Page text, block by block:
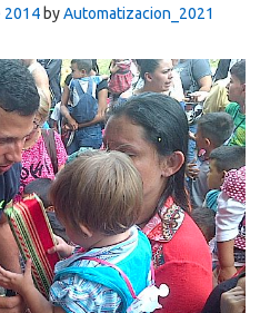
2014 byAutomatizacion_2021